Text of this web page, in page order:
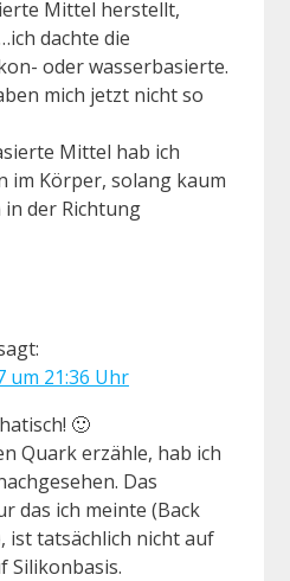
Mittel herstellt,
dachte die
oder wasserbasierte.
mich jetzt nicht so
Mittel hab ich
im Körper, solang kaum
der Richtung
um 21:36 Uhr
🙂
Quark erzähle, hab ich
Das
das ich meinte (Back
ist tatsächlich nicht auf
Silikonbasis.